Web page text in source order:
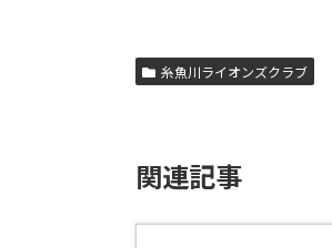
糸魚川ライオンズクラブ
関連記事